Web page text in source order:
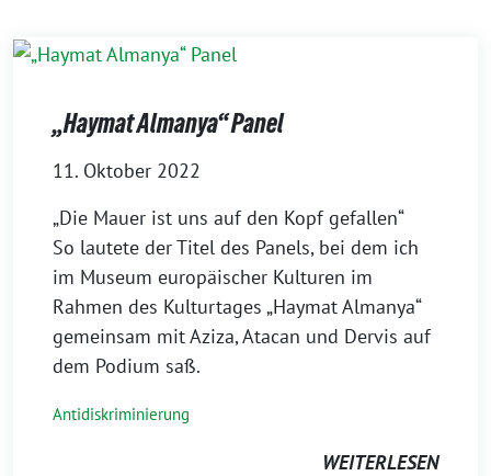
„Haymat Almanya“ Panel
11. Oktober 2022
„Die Mauer ist uns auf den Kopf gefallen“
So lautete der Titel des Panels, bei dem ich
im Museum europäischer Kulturen im
Rahmen des Kulturtages „Haymat Almanya“
gemeinsam mit Aziza, Atacan und Dervis auf
dem Podium saß.
Antidiskriminierung
WEITERLESEN